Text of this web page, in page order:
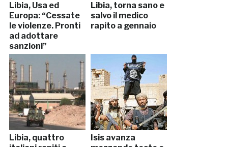
Libia, Usa ed
Europa: “Cessate
le violenze. Pronti
ad adottare
sanzioni”
Libia, torna sano e
salvo il medico
rapito a gennaio
Libia, quattro
Isis avanza